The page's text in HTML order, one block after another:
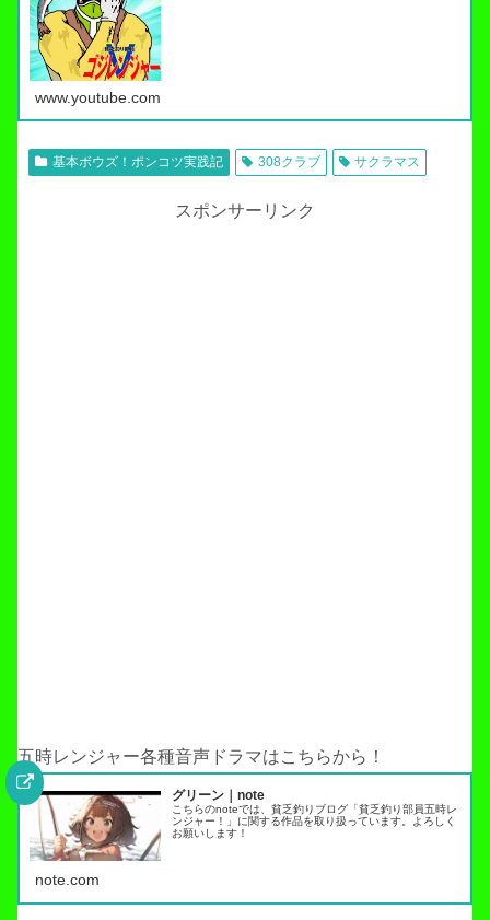
www.youtube.com
基本ボウズ！ポンコツ実践記 308クラブ サクラマス
スポンサーリンク
五時レンジャー各種音声ドラマはこちらから！
グリーン｜note
こちらのnoteでは、貧乏釣りブログ「貧乏釣り部員五時レ
ンジャー！」に関する作品を取り扱っています。よろしく
お願いします！
note.com